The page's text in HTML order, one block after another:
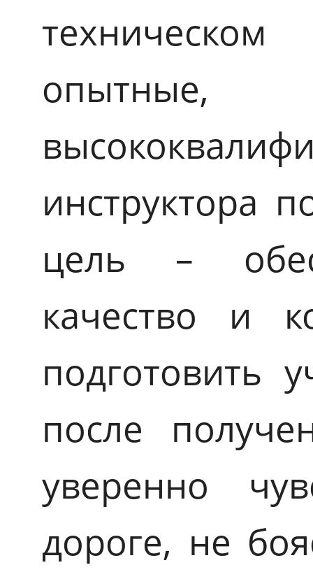
опытные,
инструктора
цель –
качество и
подготовить
после
уверенно
дороге, не